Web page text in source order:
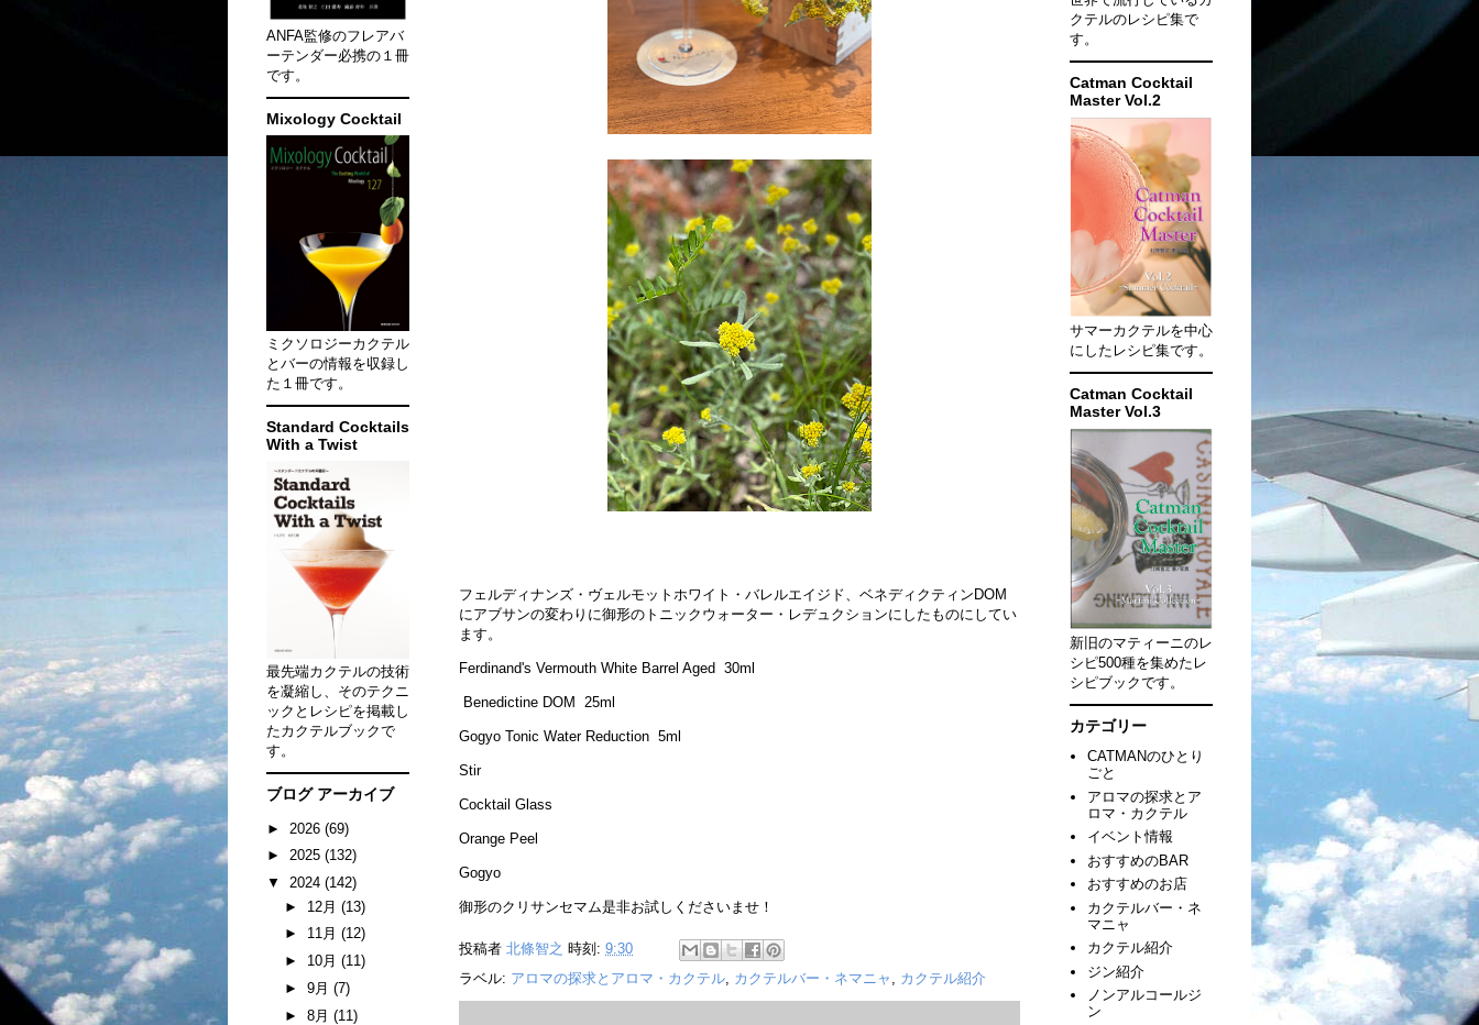
フェルディナンズ・ヴェルモットホワイト・バレルエイジド、ベネディクティンDOM
にアブサンの変わりに御形のトニックウォーター・レデュクションにしたものにしてい
ます。
Ferdinand's Vermouth White Barrel Aged 30ml
Benedictine DOM 25ml
Gogyo Tonic Water Reduction 5ml
Stir
Cocktail Glass
Orange Peel
Gogyo
御形のクリサンセマム是非お試しくださいませ！
投稿者 北條智之 時刻: 9:30
ラベル: アロマの探求とアロマ・カクテル カクテルバー・ネマニャ カクテル紹介
ANFA監修のフレアバ
ーテンダー必携の１冊
です。
Mixology Cocktail
ミクソロジーカクテル
とバーの情報を収録し
た１冊です。
Standard Cocktails
With a Twist
最先端カクテルの技術
を凝縮し、そのテクニ
ックとレシピを掲載し
たカクテルブックで
す。
ブログ アーカイブ
► 2026 (69)
► 2025 (132)
▼ 2024 (142)
► 12月 (13)
► 11月 (12)
► 10月 (11)
► 9月 (7)
► 8月 (11)
クテルのレシピ集で
す。
Catman Cocktail
Master Vol.2
サマーカクテルを中心
にしたレシピ集です。
Catman Cocktail
Master Vol.3
新旧のマティーニのレ
シピ500種を集めたレ
シピブックです。
カテゴリー
CATMANのひとり
ごと
アロマの探求とア
ロマ・カクテル
イベント情報
おすすめのBAR
おすすめのお店
カクテルバー・ネ
マニャ
カクテル紹介
ジン紹介
ノンアルコールジ
ン